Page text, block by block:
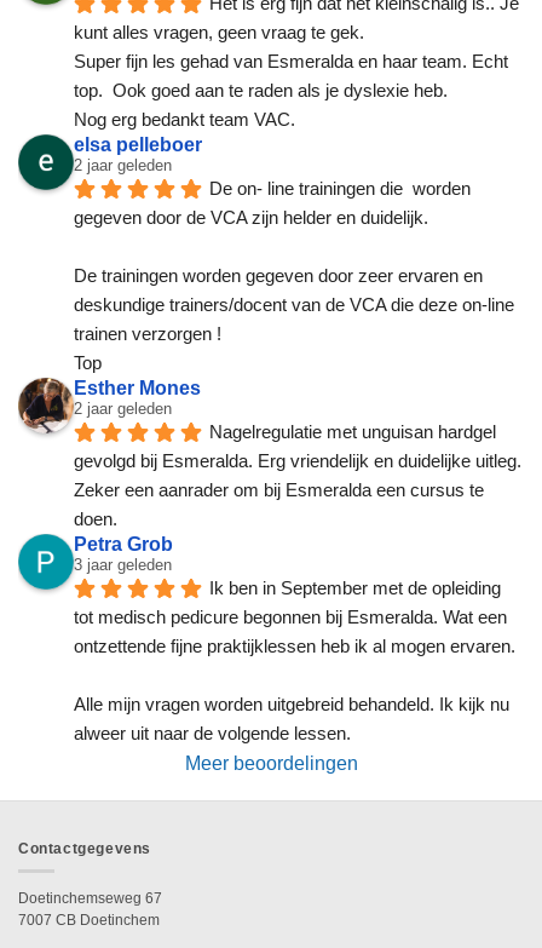
kunt alles vragen, geen vraag te gek.
Super fijn les gehad van Esmeralda en haar team. Echt
top.  Ook goed aan te raden als je dyslexie heb.
Nog erg bedankt team VAC.
elsa pelleboer
2 jaar geleden
De on- line trainingen die  worden
gegeven door de VCA zijn helder en duidelijk.
De trainingen worden gegeven door zeer ervaren en
deskundige trainers/docent van de VCA die deze on-line
trainen verzorgen !
Top
Esther Mones
2 jaar geleden
Nagelregulatie met unguisan hardgel
gevolgd bij Esmeralda. Erg vriendelijk en duidelijke uitleg.
Zeker een aanrader om bij Esmeralda een cursus te
doen.
Petra Grob
3 jaar geleden
Ik ben in September met de opleiding
tot medisch pedicure begonnen bij Esmeralda. Wat een
ontzettende fijne praktijklessen heb ik al mogen ervaren.
Alle mijn vragen worden uitgebreid behandeld. Ik kijk nu
alweer uit naar de volgende lessen.
Meer beoordelingen
Contactgegevens
Doetinchemseweg 67
7007 CB Doetinchem